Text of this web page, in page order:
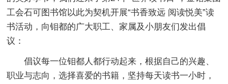
工会石可图书馆以此为契机开展“书香致远 阅读悦美”读
书活动，向钼都的广大职工、家属及小朋友们发出倡
议：
倡议每一位钼都人都行动起来，根据自己的兴趣、
职业与志向，选择喜爱的书籍，坚持每天读书一小时，